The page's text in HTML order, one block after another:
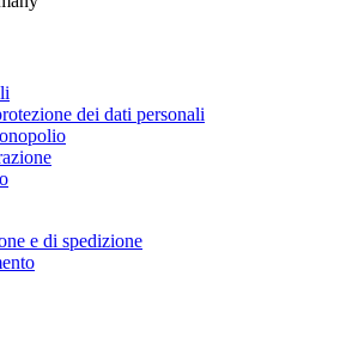
dei dati personali
e di spedizione